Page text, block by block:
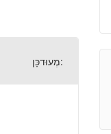
מְעוּדכָּן: